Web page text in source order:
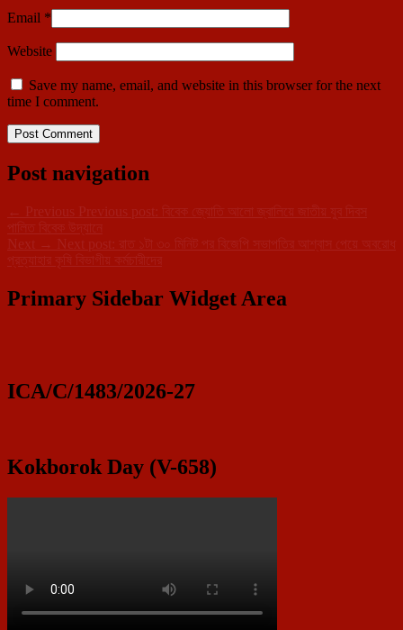
Email *
Website
Save my name, email, and website in this browser for the next
time I comment.
Post navigation
← Previous Previous post:
বিবেক জ্যোতি আলো জ্বালিয়ে জাতীয় যুব দিবস
পালিত বিবেক উদ্যানে
Next → Next post:
রাত ১টা ৩০ মিনিট পর বিজেপি সভাপতির আশ্বাস পেয়ে অবরোধ
প্রত্যাহার কৃষি বিভাগীয় কর্মচারীদের
Primary Sidebar Widget Area
ICA/C/1483/2026-27
Kokborok Day (V-658)